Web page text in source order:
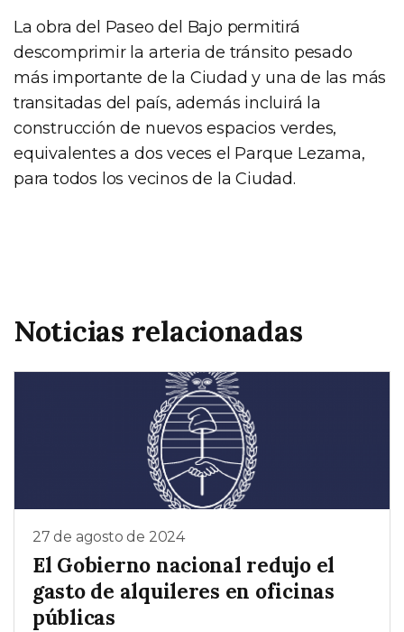
La obra del Paseo del Bajo permitirá
descomprimir la arteria de tránsito pesado
más importante de la Ciudad y una de las más
transitadas del país, además incluirá la
construcción de nuevos espacios verdes,
equivalentes a dos veces el Parque Lezama,
para todos los vecinos de la Ciudad.
Noticias relacionadas
27 de agosto de 2024
El Gobierno nacional redujo el
gasto de alquileres en oficinas
públicas